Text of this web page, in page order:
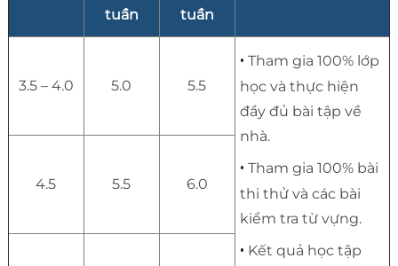
tuần
tuần
3.5 – 4.0 5.0 5.5
• Tham gia 100% lớp
học và thực hiện
đầy đủ bài tập về
nhà.
• Tham gia 100% bài
thi thử và các bài
kiểm tra từ vựng.
• Kết quả học tập
4.5 5.5 6.0